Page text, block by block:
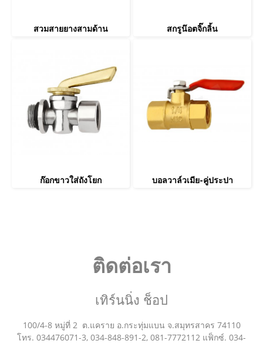
สวมสายยางสามด้าน สกรูน๊อตจิ๊กลิ้น
ก๊อกขาวใส่ถังโยก บอลวาล์วเมีย-คู่ประปา
ติดต่อเรา
เทิร์นนิ่ง ช็อป
100/4-8 หมู่ที่ 2 ต.แคราย อ.กระทุ่มแบน จ.สมุทรสาคร 74110
โทร. 034476071-3, 034-848-891-2, 081-7772112 แฟ็กซ์. 034-